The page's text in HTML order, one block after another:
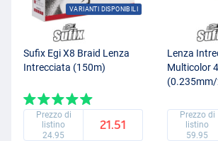
VARIANTI DISPONIBILI
Sufix Egi X8 Braid Lenza
Intrecciata (150m)
Prezzo di
listino
24.95
21.51
Lenza
Multicolor
Prezzo di
listino
59.95